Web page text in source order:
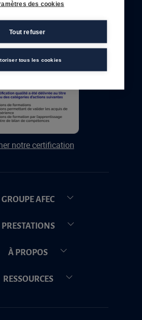
notre certification
GROUPE AFEC
PRESTATIONS
À PROPOS
RESSOURCES
des cookies
Tout refuser
tous les cookies